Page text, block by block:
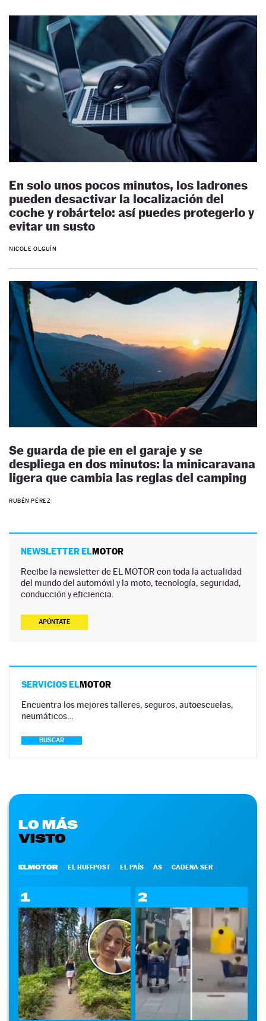
En solo unos pocos minutos, los ladrones
pueden desactivar la localización del
coche y robártelo: así puedes protegerlo y
evitar un susto
NICOLE OLGUÍN
Se guarda de pie en el garaje y se
despliega en dos minutos: la minicaravana
ligera que cambia las reglas del camping
RUBÉN PÉREZ
NEWSLETTER ELMOTOR
Recibe la newsletter de EL MOTOR con toda la actualidad
del mundo del automóvil y la moto, tecnología, seguridad,
conducción y eficiencia.
APÚNTATE
SERVICIOS ELMOTOR
Encuentra los mejores talleres, seguros, autoescuelas,
neumáticos…
BUSCAR
LO MÁS
VISTO
ELMOTOR EL HUFFPOST EL PAÍS AS CADENA SER
1 2